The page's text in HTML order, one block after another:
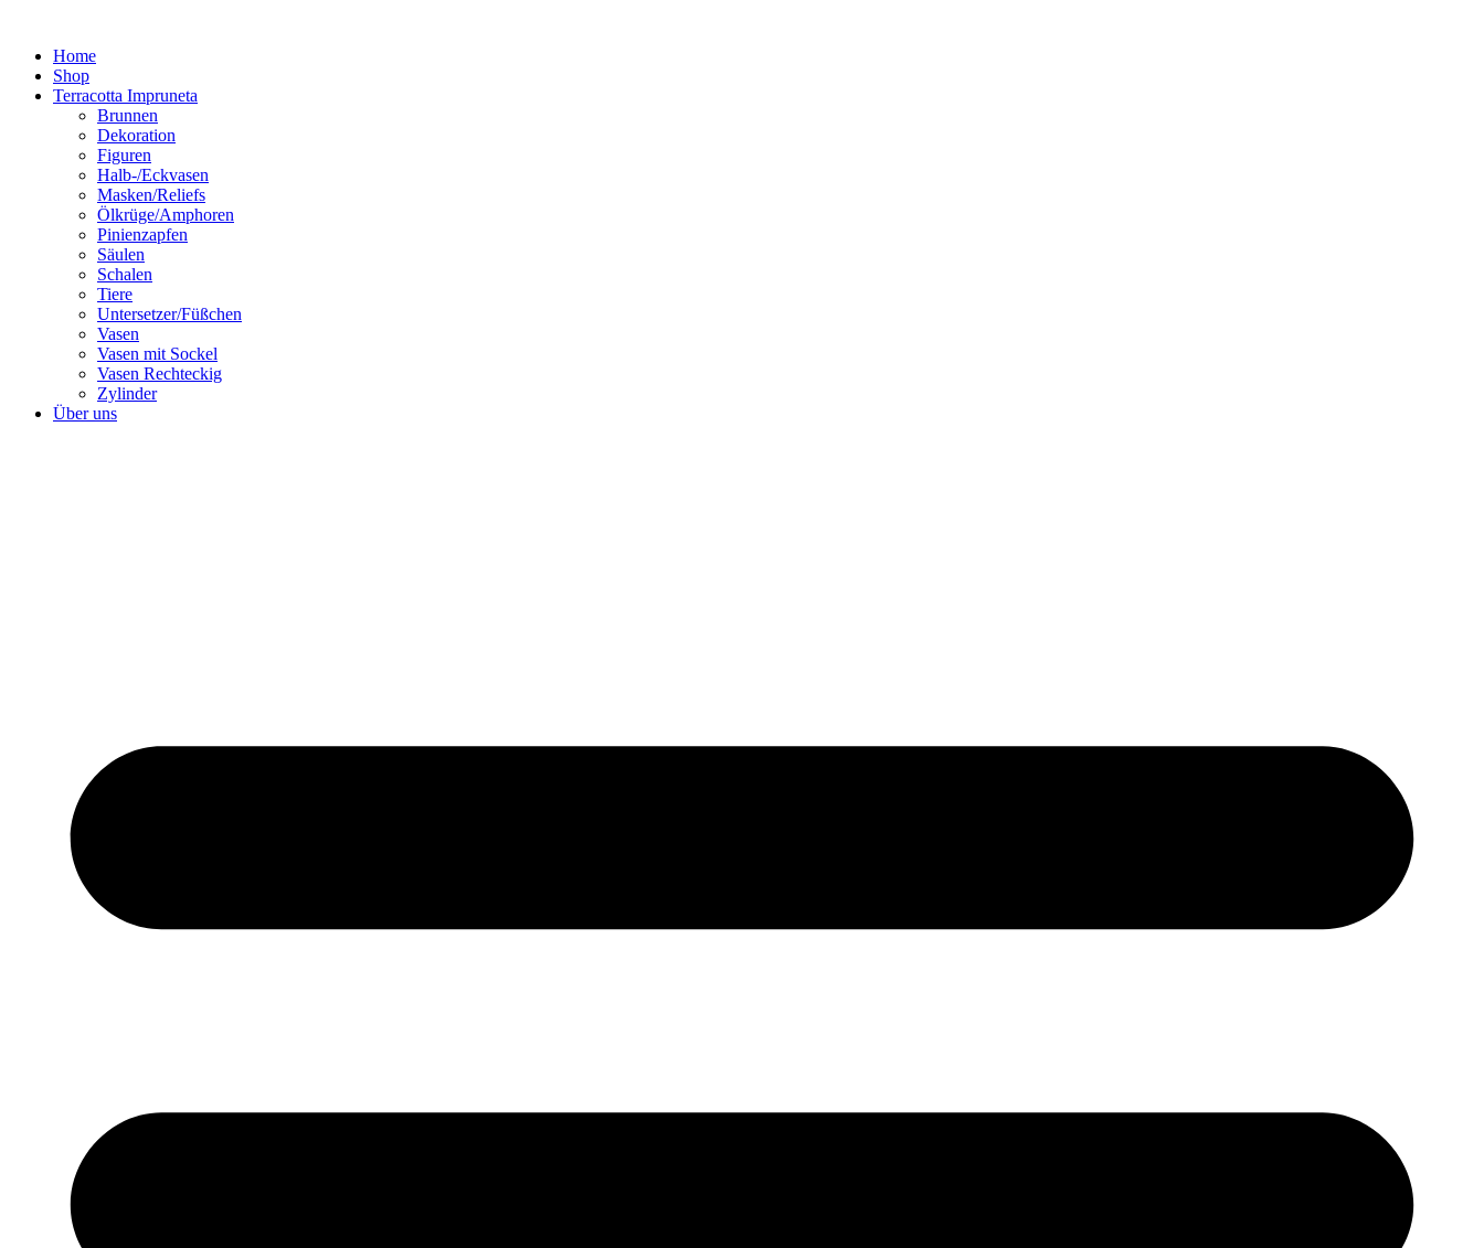
springenHome
Shop
Terracotta Impruneta
Brunnen
Dekoration
Figuren
Halb-/Eckvasen
Masken/Reliefs
Ölkrüge/Amphoren
Pinienzapfen
Säulen
Schalen
Tiere
Untersetzer/Füßchen
Vasen
Vasen mit Sockel
Vasen Rechteckig
Zylinder
Über uns